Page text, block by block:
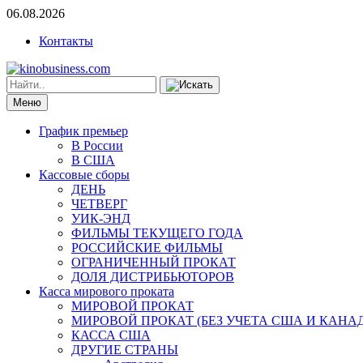
06.08.2026
Контакты
Меню
График премьер
В России
В США
Кассовые сборы
ДЕНЬ
ЧЕТВЕРГ
УИК-ЭНД
ФИЛЬМЫ ТЕКУЩЕГО ГОДА
РОССИЙСКИЕ ФИЛЬМЫ
ОГРАНИЧЕННЫЙ ПРОКАТ
ДОЛЯ ДИСТРИБЬЮТОРОВ
Касса мирового проката
МИРОВОЙ ПРОКАТ
МИРОВОЙ ПРОКАТ (БЕЗ УЧЕТА США И
КАССА США
ДРУГИЕ СТРАНЫ